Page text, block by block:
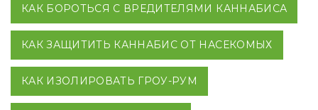
КАК БОРОТЬСЯ С ВРЕДИТЕЛЯМИ КАННАБИСА
КАК ЗАЩИТИТЬ КАННАБИС ОТ НАСЕКОМЫХ
КАК ИЗОЛИРОВАТЬ ГРОУ-РУМ